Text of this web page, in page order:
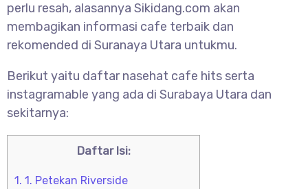
perlu resah, alasannya Sikidang.com akan
membagikan informasi cafe terbaik dan
rekomended di Suranaya Utara untukmu.
Berikut yaitu daftar nasehat cafe hits serta
instagramable yang ada di Surabaya Utara dan
sekitarnya:
Daftar Isi:
1. 1. Petekan Riverside